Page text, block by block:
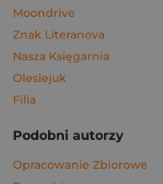
Moondrive
Znak Literanova
Nasza Księgarnia
Olesiejuk
Filia
Podobni autorzy
Opracowanie Zbiorowe